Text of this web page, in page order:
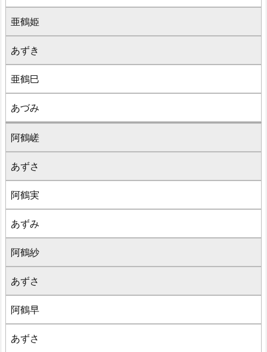
亜鶴姫
あずき
亜鶴巳
あづみ
阿鶴嵯
あずさ
阿鶴実
あずみ
阿鶴紗
あずさ
阿鶴早
あずさ